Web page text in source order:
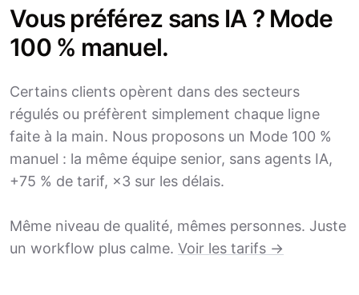
Vous préférez sans IA ? Mode
100 % manuel.
Certains clients opèrent dans des secteurs
régulés ou préfèrent simplement chaque ligne
faite à la main. Nous proposons un Mode 100 %
manuel : la même équipe senior, sans agents IA,
+75 % de tarif, ×3 sur les délais.
Même niveau de qualité, mêmes personnes. Juste
un workflow plus calme. Voir les tarifs →